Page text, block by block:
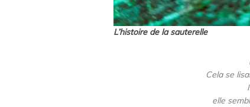
L’histoire de la sauterelle
Cela se
elle